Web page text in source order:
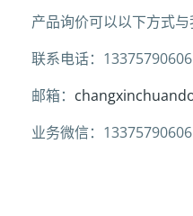
产品询价可以以下方式
联系电话：13375790606
邮箱：
业务微信：13375790606